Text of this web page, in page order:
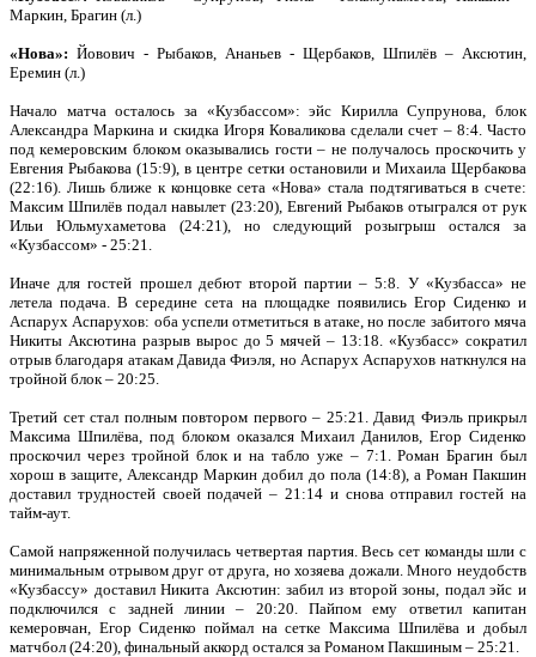
Маркин, Брагин (л.)
«Нова»: Йовович - Рыбаков, Ананьев - Щербаков, Шпилёв – Аксютин,
Еремин (л.)
Начало матча осталось за «Кузбассом»: эйс Кирилла Супрунова, блок
Александра Маркина и скидка Игоря Коваликова сделали счет – 8:4. Часто
под кемеровским блоком оказывались гости – не получалось проскочить у
Евгения Рыбакова (15:9), в центре сетки остановили и Михаила Щербакова
(22:16). Лишь ближе к концовке сета «Нова» стала подтягиваться в счете:
Максим Шпилёв подал навылет (23:20), Евгений Рыбаков отыгрался от рук
Ильи Юльмухаметова (24:21), но следующий розыгрыш остался за
«Кузбассом» - 25:21.
Иначе для гостей прошел дебют второй партии – 5:8. У «Кузбасса» не
летела подача. В середине сета на площадке появились Егор Сиденко и
Аспарух Аспарухов: оба успели отметиться в атаке, но после забитого мяча
Никиты Аксютина разрыв вырос до 5 мячей – 13:18. «Кузбасс» сократил
отрыв благодаря атакам Давида Фиэля, но Аспарух Аспарухов наткнулся на
тройной блок – 20:25.
Третий сет стал полным повтором первого – 25:21. Давид Фиэль прикрыл
Максима Шпилёва, под блоком оказался Михаил Данилов, Егор Сиденко
проскочил через тройной блок и на табло уже – 7:1. Роман Брагин был
хорош в защите, Александр Маркин добил до пола (14:8), а Роман Пакшин
доставил трудностей своей подачей – 21:14 и снова отправил гостей на
тайм-аут.
Самой напряженной получилась четвертая партия. Весь сет команды шли с
минимальным отрывом друг от друга, но хозяева дожали. Много неудобств
«Кузбассу» доставил Никита Аксютин: забил из второй зоны, подал эйс и
подключился с задней линии – 20:20. Пайпом ему ответил капитан
кемеровчан, Егор Сиденко поймал на сетке Максима Шпилёва и добыл
матчбол (24:20), финальный аккорд остался за Романом Пакшиным – 25:21.